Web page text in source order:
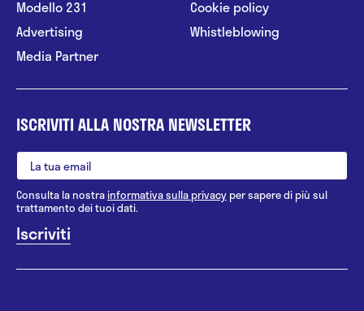
Modello 231
Advertising
Media Partner
Cookie policy
Whistleblowing
ISCRIVITI ALLA NOSTRA NEWSLETTER
Consulta la nostrainformativa sulla privacy per sapere di più sul
trattamento dei tuoi dati.